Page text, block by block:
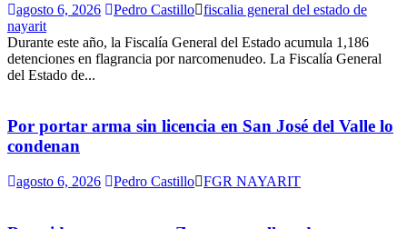
agosto 6, 2026 Pedro Castillo fiscalia general del estado de
nayarit
Durante este año, la Fiscalía General del Estado acumula 1,186
detenciones en flagrancia por narcomenudeo. La Fiscalía General
del Estado de...
Por portar arma sin licencia en San José del Valle lo
condenan
agosto 6, 2026 Pedro Castillo FGR NAYARIT